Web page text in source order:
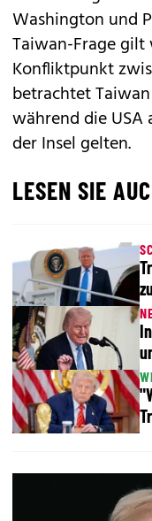
Washington und
Taiwan-Frage
Konfliktpunkt
betrachtet
während die
der Insel gelten.
LESEN SIE